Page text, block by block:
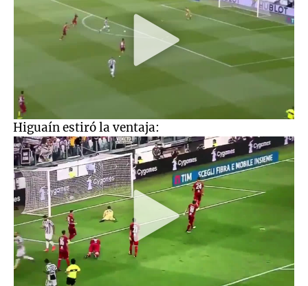
Higuaín estiró la ventaja: